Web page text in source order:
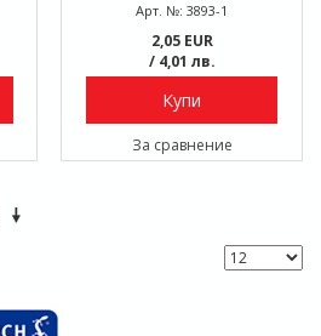
Арт. №: 3893-1
2,05 EUR
/ 4,01 лв.
Купи
За сравнение